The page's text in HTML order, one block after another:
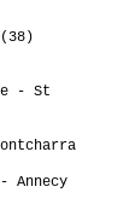
- St
Annecy